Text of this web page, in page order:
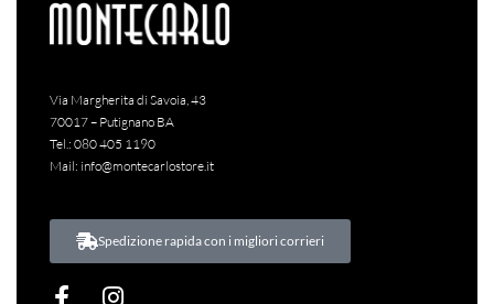
Via Margherita di Savoia, 43
70017 – Putignano BA
Tel.: 080 405 1190
Mail: info@montecarlostore.it
Spedizione rapida con i migliori corrieri